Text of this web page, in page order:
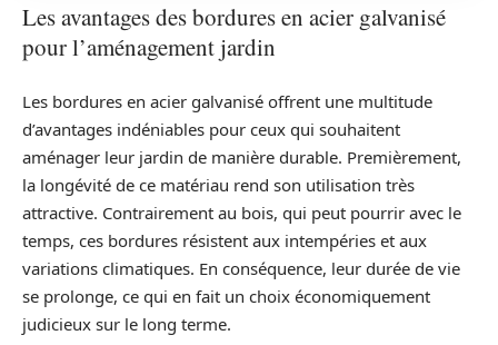
Les avantages des bordures en acier galvanisé
pour l’aménagement jardin
Les bordures en acier galvanisé offrent une multitude
d’avantages indéniables pour ceux qui souhaitent
aménager leur jardin de manière durable. Premièrement,
la longévité de ce matériau rend son utilisation très
attractive. Contrairement au bois, qui peut pourrir avec le
temps, ces bordures résistent aux intempéries et aux
variations climatiques. En conséquence, leur durée de vie
se prolonge, ce qui en fait un choix économiquement
judicieux sur le long terme.